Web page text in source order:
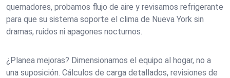
quemadores, probamos flujo de aire y revisamos refrigerante
para que su sistema soporte el clima de Nueva York sin
dramas, ruidos ni apagones nocturnos.
¿Planea mejoras? Dimensionamos el equipo al hogar, no a
una suposición. Cálculos de carga detallados, revisiones de